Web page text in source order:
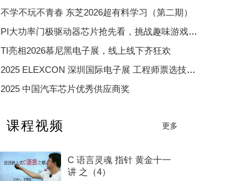
不学不玩不青春 东芝2026超有料学习（第二期）
PI大功率门极驱动器芯片抢先看，挑战趣味游戏赢精美好礼
TI亮相2026慕尼黑电子展，线上线下齐狂欢
2025 ELEXCON 深圳国际电子展 工程师票选技术大奖
2025 中国汽车芯片优秀供应商奖
课程视频 更多
C 语言灵魂 指针 黄金十一
讲 之（4）